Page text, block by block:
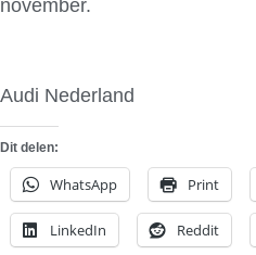
november.
Audi Nederland
Dit delen:
WhatsApp Print
LinkedIn Reddit